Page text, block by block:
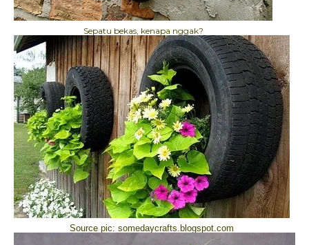
Sepatu bekas, kenapa nggak?
Source pic: somedaycrafts.blogspot.com